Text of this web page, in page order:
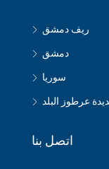
ريف دمشق
دمشق
سوريا
عرطوز البلد
اتصل بنا